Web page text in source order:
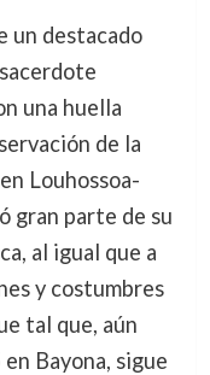
destacado
una huella
de la
Louhossoa-
gran parte de su
al igual que a
y costumbres
tal que, aún
Bayona, sigue